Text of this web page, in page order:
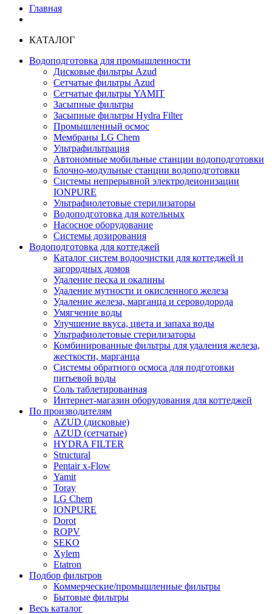
Главная
КАТАЛОГ
Водоподготовка для промышленности
Дисковые фильтры Azud
Сетчатые фильтры Azud
Сетчатые фильтры YAMIT
Засыпные фильтры
Засыпные фильтры Hydra Filter
Промышленный осмос
Мембраны LG Chem
Ультрафильтрация
Автономные мобильные станции водоподготовки
Блочно-модульные станции водоподготовки
Системы непрерывной электродеионизации
IONPURE
Ультрафиолетовые стерилизаторы
Водоподготовка для котельных
Насосное оборудование
Системы дозирования
Водоподготовка для коттеджей
Каталог систем водоочистки для коттеджей и
загородных домов
Удаление песка и окалины
Удаление мутности и окисленного железа
Удаление железа, марганца и сероводорода
Умягчение воды
Улучшение вкуса, цвета и запаха воды
Ультрафиолетовые стерилизаторы
Комбинированные фильтры для удаления железа,
жесткости, марганца
Системы обратного осмоса для подготовки
питьевой воды
Соль таблетированная
Интернет-магазин оборудования для коттеджей
По производителям
AZUD (дисковые)
AZUD (сетчатые)
HYDRA FILTER
Structural
Pentair x-Flow
Yamit
Toray
LG Chem
IONPURE
Dorot
ROPV
SEKO
Xylem
Etatron
Подбор фильтров
Коммерческие/промышленные фильтры
Бытовые фильтры
Весь каталог